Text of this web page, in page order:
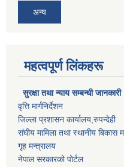
अन्य
महत्वपूर्ण लिंकहरू
सुरक्षा तथा न्याय सम्बन्धी जानकारी
वृत्ति मार्गनिर्देशन
जिल्ला प्रशासन कार्यालय,रुपन्देही
संघीय मामिला तथा स्थानीय बिकास
गृह मन्त्रालय
नेपाल सरकारको पोर्टल